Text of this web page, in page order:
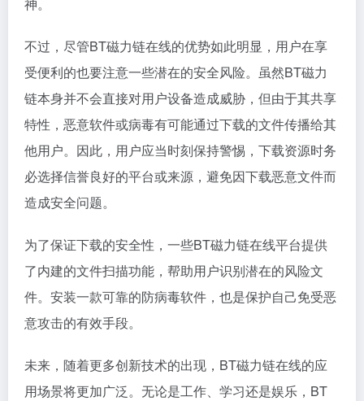
不过，尽管BT磁力链在线的优势如此明显，用户在享
受便利的也要注意一些潜在的安全风险。虽然BT磁力
链本身并不会直接对用户设备造成威胁，但由于其共享
特性，恶意软件或病毒有可能通过下载的文件传播给其
他用户。因此，用户应当时刻保持警惕，下载资源时务
必选择信誉良好的平台或来源，避免因下载恶意文件而
造成安全问题。
为了保证下载的安全性，一些BT磁力链在线平台提供
了内建的文件扫描功能，帮助用户识别潜在的风险文
件。安装一款可靠的防病毒软件，也是保护自己免受恶
意攻击的有效手段。
未来，随着更多创新技术的出现，BT磁力链在线的应
用场景将更加广泛。无论是工作、学习还是娱乐，BT